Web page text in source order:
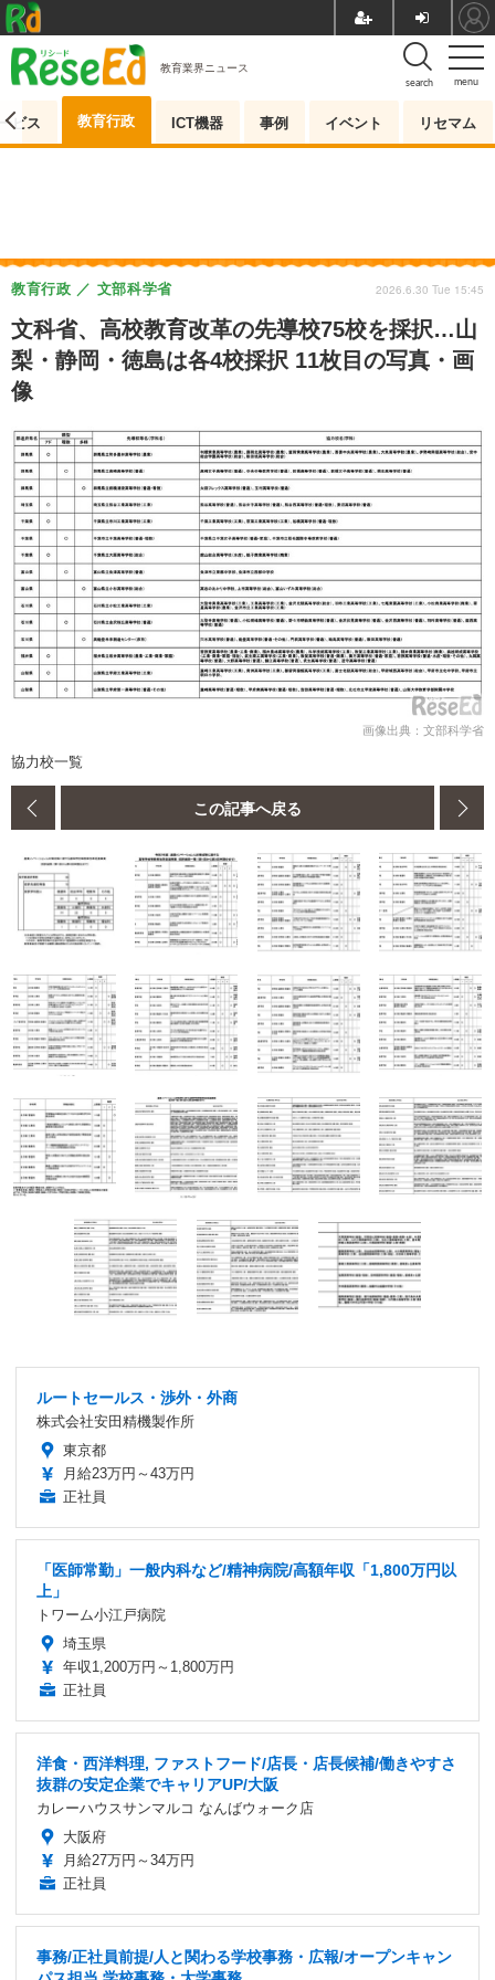
menu
search
教育業界ニュース
ビス 教育行政 ICT機器 事例 イベント リセマム
文科省、高校教育改革の先導校75校を採択…山
梨・静岡・徳島は各4校採択 11枚目の写真・画
像
教育行政 文部科学省 2026.6.30 Tue 15:45
画像出典：文部科学省
協力校一覧
この記事へ戻る
ルートセールス・渉外・外商
株式会社安田精機製作所
東京都
月給23万円～43万円
正社員
「医師常勤」一般内科など/精神病院/高額年収「1,800万円以
上」
トワーム小江戸病院
埼玉県
年収1,200万円～1,800万円
正社員
洋食・西洋料理, ファストフード/店長・店長候補/働きやすさ
抜群の安定企業でキャリアUP/大阪
カレーハウスサンマルコ なんばウォーク店
大阪府
月給27万円～34万円
正社員
事務/正社員前提/人と関わる学校事務・広報/オープンキャン